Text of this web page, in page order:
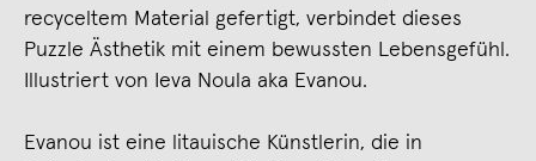
recyceltem Material gefertigt, verbindet dieses
Puzzle Ästhetik mit einem bewussten Lebensgefühl.
Illustriert von Ieva Noula aka Evanou.
Evanou ist eine litauische Künstlerin, die in